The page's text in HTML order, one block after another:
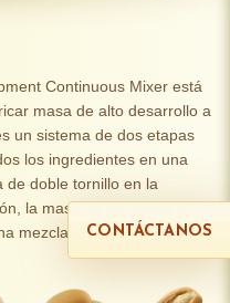
Continuous Mixer está
masa de alto desarrollo a
un sistema de dos etapas
los ingredientes en una
de doble tornillo en la
la masa es amasada al
mezcladora de tornillo
CONTÁCTANOS